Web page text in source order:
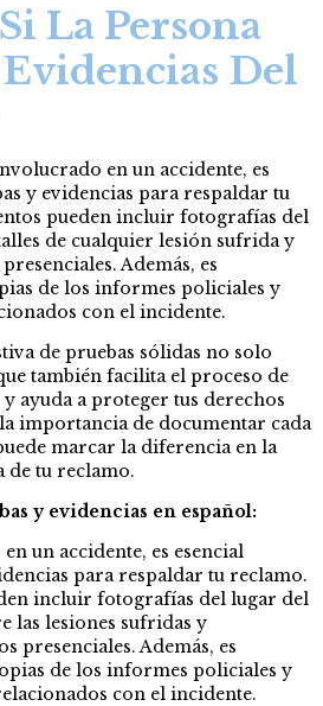
La Persona
Del
en un accidente, es
y evidencias para respaldar tu
pueden incluir fotografías del
de cualquier lesión sufrida y
Además, es
de los informes policiales y
con el incidente.
de pruebas sólidas no solo
también facilita el proceso de
ayuda a proteger tus derechos
importancia de documentar cada
marcar la diferencia en la
de tu reclamo.
y evidencias en español:
un accidente, es esencial
para respaldar tu reclamo.
incluir fotografías del lugar del
las lesiones sufridas y
presenciales. Además, es
de los informes policiales y
con el incidente.